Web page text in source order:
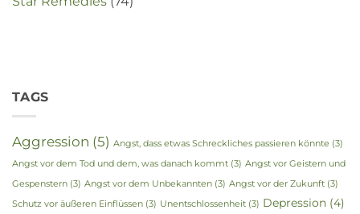
TAGS
Aggression (5) Angst, dass etwas Schreckliches passieren könnte (3)
Angst vor dem Tod und dem, was danach kommt (3) Angst vor Geistern und
Gespenstern (3) Angst vor dem Unbekannten (3) Angst vor der Zukunft (3)
Schutz vor äußeren Einflüssen (3) Unentschlossenheit (3) Depression (4)